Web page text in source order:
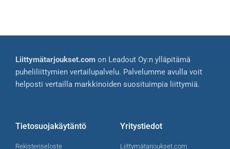
Liittymätarjoukset.com on Leadout Oy:n ylläpitämä
puheliliittymien vertailupalvelu. Palvelumme avulla voit
helposti vertailla markkinoiden suosituimpia liittymiä.
Tietosuojakäytäntö
Rekisteriseloste
Yritystiedot
Liittymätarjoukset.com